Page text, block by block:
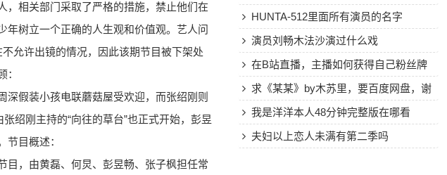
，相关部门采取了严格的措施，禁止他们在
年树立一个正确的人生观和价值观。艺人问
允许出镜的情况，因此该期节目被下架处
假装小孩电联蘑菇屋受欢迎，而张绍刚则
绍刚主持的“向往的草台”也正式开始，彭昱
目概述：
目，由黄磊、何炅、彭昱畅、张子枫担任常
最好百度网盘下载
HUNTA-512里面所有演员的名字
演员刘畅木法沙演过什么戏
在B站直播，主播如何获得自己粉丝牌
子？求《某某》by木苏里，要百度网盘，谢
谢大神！
我是洋洋本人48分钟完整版在哪看
夫妇以上恋人未满有第二季吗